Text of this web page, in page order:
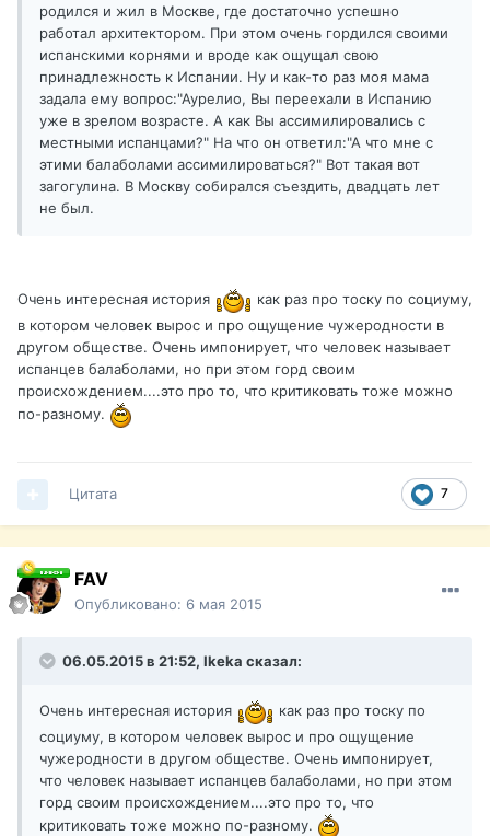
родился и жил в Москве, где достаточно успешно
работал архитектором. При этом очень гордился своими
испанскими корнями и вроде как ощущал свою
принадлежность к Испании. Ну и как-то раз моя мама
задала ему вопрос:"Аурелио, Вы переехали в Испанию
уже в зрелом возрасте. А как Вы ассимилировались с
местными испанцами?" На что он ответил:"А что мне с
этими балаболами ассимилироваться?" Вот такая вот
загогулина. В Москву собирался съездить, двадцать лет
не был.
Очень интересная история
как раз про тоску по социуму,
в котором человек вырос и про ощущение чужеродности в
другом обществе. Очень импонирует, что человек называет
испанцев балаболами, но при этом горд своим
происхождением....это про то, что критиковать тоже можно
по-разному.
7
Цитата
FAV
Опубликовано: 6 мая 2015
06.05.2015 в 21:52, Ikeka сказал:
Очень интересная история
как раз про тоску по
социуму, в котором человек вырос и про ощущение
чужеродности в другом обществе. Очень импонирует,
что человек называет испанцев балаболами, но при этом
горд своим происхождением....это про то, что
критиковать тоже можно по-разному.